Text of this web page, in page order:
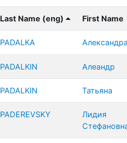
Last Name (eng) First Name
PADALKA
PADALKIN Алеандр
PADALKIN Татьяна
PADEREVSKY
Лидия